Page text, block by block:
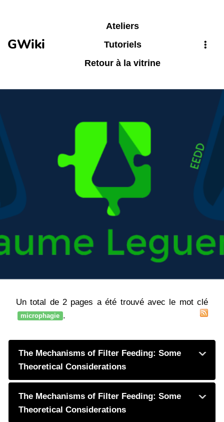
GWiki
Ateliers
Tutoriels
Retour à la vitrine
Un total de 2 pages a été trouvé avec le mot clé
microphagie .
The Mechanisms of Filter Feeding: Some
Theoretical Considerations
The Mechanisms of Filter Feeding: Some
Theoretical Considerations